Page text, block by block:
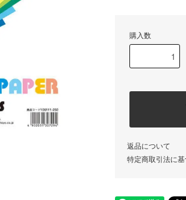
購入数
返品について
特定商取引法に